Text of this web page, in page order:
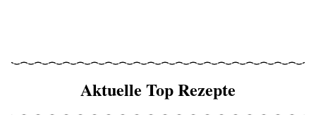
Aktuelle Top Rezepte